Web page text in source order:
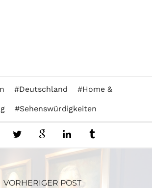
Deutschland Home &
Sehenswürdigkeiten
VORHERIGER POST